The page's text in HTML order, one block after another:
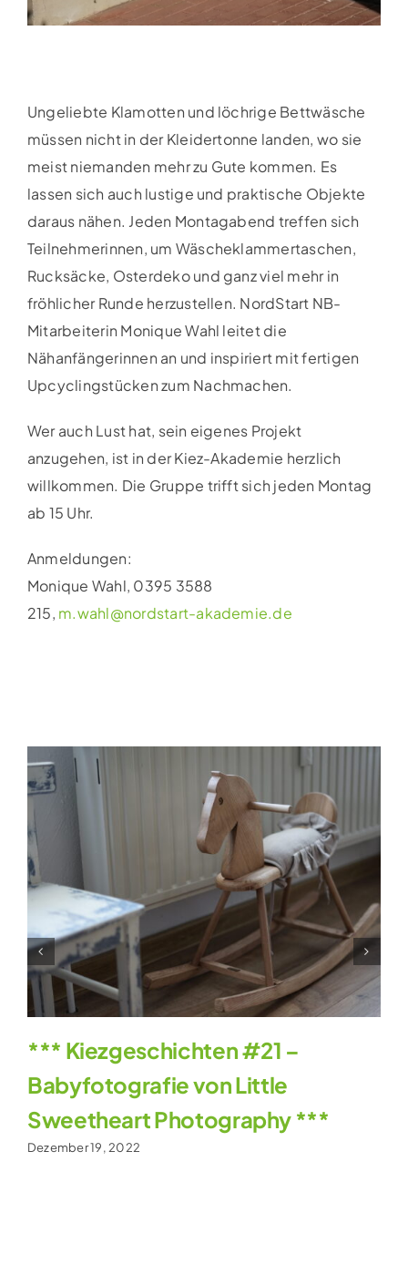
Ungeliebte Klamotten und löchrige Bettwäsche
müssen nicht in der Kleidertonne landen, wo sie
meist niemanden mehr zu Gute kommen. Es
lassen sich auch lustige und praktische Objekte
daraus nähen. Jeden Montagabend treffen sich
Teilnehmerinnen, um Wäscheklammertaschen,
Rucksäcke, Osterdeko und ganz viel mehr in
fröhlicher Runde herzustellen. NordStart NB-
Mitarbeiterin Monique Wahl leitet die
Nähanfängerinnen an und inspiriert mit fertigen
Upcyclingstücken zum Nachmachen.
Wer auch Lust hat, sein eigenes Projekt
anzugehen, ist in der Kiez-Akademie herzlich
willkommen. Die Gruppe trifft sich jeden Montag
ab 15 Uhr.
Anmeldungen:
Monique Wahl, 0395 3588
215, m.wahl@nordstart-akademie.de
*** Kiezgeschichten #21 –
Babyfotografie von Little
Sweetheart Photography ***
Dezember 19, 2022